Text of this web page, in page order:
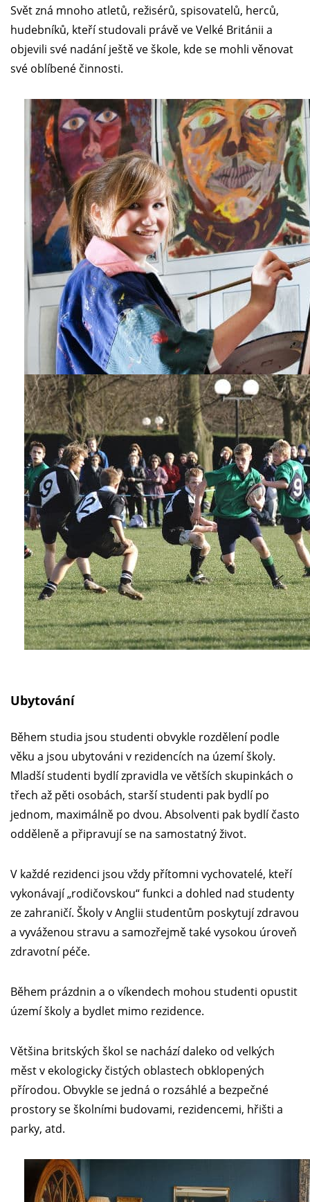
Svět zná mnoho atletů, režisérů, spisovatelů, herců,
hudebníků, kteří studovali právě ve Velké Británii a
objevili své nadání ještě ve škole, kde se mohli věnovat
své oblíbené činnosti.
Ubytování
Během studia jsou studenti obvykle rozdělení podle
věku a jsou ubytováni v rezidencích na území školy.
Mladší studenti bydlí zpravidla ve větších skupinkách o
třech až pěti osobách, starší studenti pak bydlí po
jednom, maximálně po dvou. Absolventi pak bydlí často
odděleně a připravují se na samostatný život.
V každé rezidenci jsou vždy přítomni vychovatelé, kteří
vykonávají „rodičovskou“ funkci a dohled nad studenty
ze zahraničí. Školy v Anglii studentům poskytují zdravou
a vyváženou stravu a samozřejmě také vysokou úroveň
zdravotní péče.
Během prázdnin a o víkendech mohou studenti opustit
území školy a bydlet mimo rezidence.
Většina britských škol se nachází daleko od velkých
měst v ekologicky čistých oblastech obklopených
přírodou. Obvykle se jedná o rozsáhlé a bezpečné
prostory se školními budovami, rezidencemi, hřišti a
parky, atd.